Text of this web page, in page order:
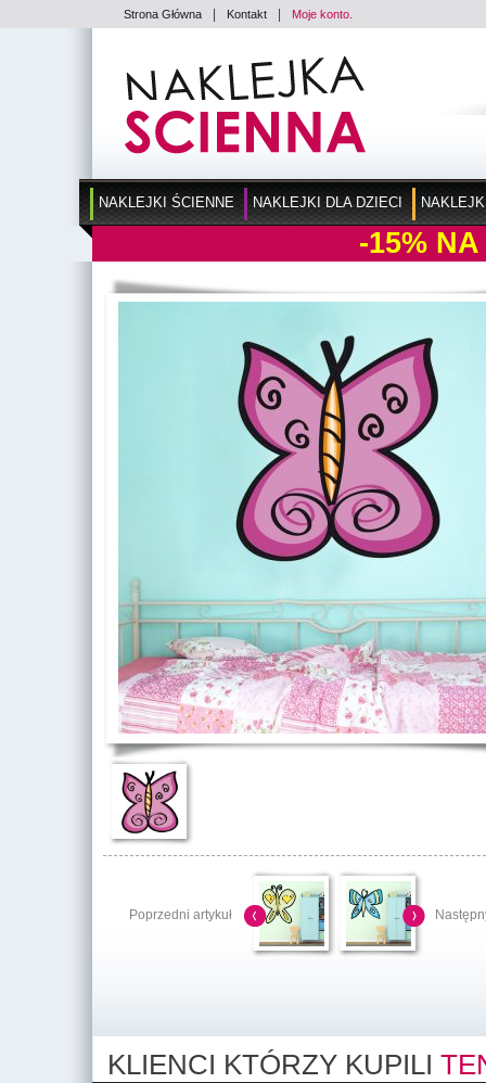
Strona Główna Kontakt Moje konto.
NAKLEJKI ŚCIENNE NAKLEJKI DLA DZIECI
-15% NA
Poprzedni artykuł
KLIENCI KTÓRZY KUPILI